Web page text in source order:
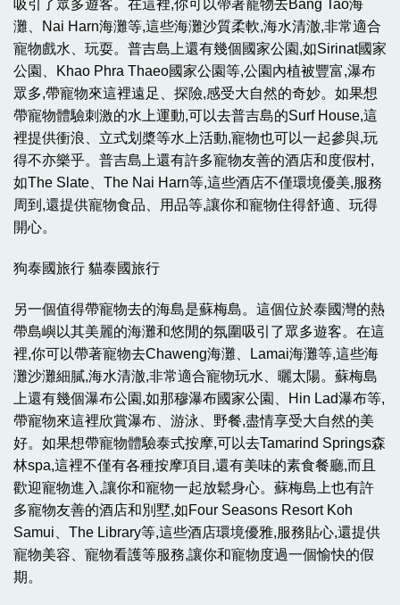
吸引了眾多遊客。在這裡,你可以帶著寵物去Bang Tao海
灘、Nai Harn海灘等,這些海灘沙質柔軟,海水清澈,非常適合
寵物戲水、玩耍。普吉島上還有幾個國家公園,如Sirinat國家
公園、Khao Phra Thaeo國家公園等,公園內植被豐富,瀑布
眾多,帶寵物來這裡遠足、探險,感受大自然的奇妙。如果想
帶寵物體驗刺激的水上運動,可以去普吉島的Surf House,這
裡提供衝浪、立式划槳等水上活動,寵物也可以一起參與,玩
得不亦樂乎。普吉島上還有許多寵物友善的酒店和度假村,
如The Slate、The Nai Harn等,這些酒店不僅環境優美,服務
周到,還提供寵物食品、用品等,讓你和寵物住得舒適、玩得
開心。
狗泰國旅行 貓泰國旅行
另一個值得帶寵物去的海島是蘇梅島。這個位於泰國灣的熱
帶島嶼以其美麗的海灘和悠閒的氛圍吸引了眾多遊客。在這
裡,你可以帶著寵物去Chaweng海灘、Lamai海灘等,這些海
灘沙灘細膩,海水清澈,非常適合寵物玩水、曬太陽。蘇梅島
上還有幾個瀑布公園,如那穆瀑布國家公園、Hin Lad瀑布等,
帶寵物來這裡欣賞瀑布、游泳、野餐,盡情享受大自然的美
好。如果想帶寵物體驗泰式按摩,可以去Tamarind Springs森
林spa,這裡不僅有各種按摩項目,還有美味的素食餐廳,而且
歡迎寵物進入,讓你和寵物一起放鬆身心。蘇梅島上也有許
多寵物友善的酒店和別墅,如Four Seasons Resort Koh
Samui、The Library等,這些酒店環境優雅,服務貼心,還提供
寵物美容、寵物看護等服務,讓你和寵物度過一個愉快的假
期。